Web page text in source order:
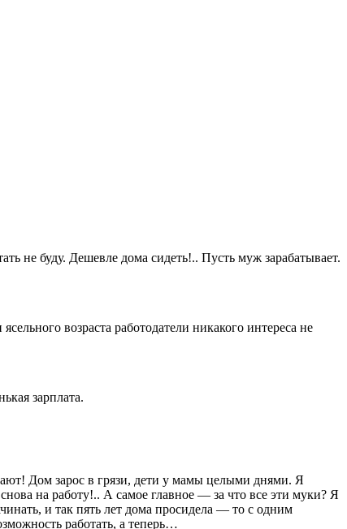
не буду. Дешевле дома сидеть!.. Пусть муж зарабатывает.
возраста работодатели никакого интереса не
зарплата.
Дом зарос в грязи, дети у мамы целыми днями. Я
на работу!.. А самое главное — за что все эти муки? Я
и так пять лет дома просидела — то с одним
работать, а теперь…